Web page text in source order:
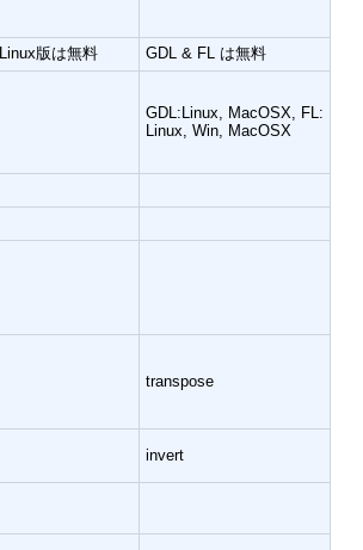
Linux版は無料 GDL & FL は無料
GDL:Linux, MacOSX, FL:
Linux, Win, MacOSX
transpose
invert